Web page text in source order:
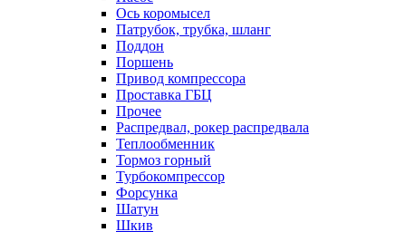
Ось коромысел
Патрубок, трубка, шланг
Поддон
Поршень
Привод компрессора
Проставка ГБЦ
Прочее
Распредвал, рокер распредвала
Теплообменник
Тормоз горный
Турбокомпрессор
Форсунка
Шатун
Шкив